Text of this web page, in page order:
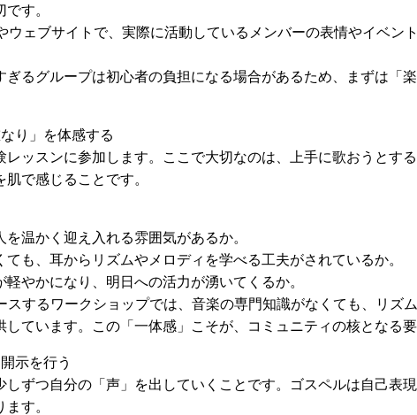
す。
ウェブサイトで、実際に活動しているメンバーの表情やイベン
るグループは初心者の負担になる場合があるため、まずは「
り」を体感する
レッスンに参加します。ここで大切なのは、上手に歌おうとす
で感じることです。
を温かく迎え入れる雰囲気があるか。
ても、耳からリズムやメロディを学べる工夫がされているか。
やかになり、明日への活力が湧いてくるか。
するワークショップでは、音楽の専門知識がなくても、リズ
ています。この「一体感」こそが、コミュニティの核となる要
示を行う
ずつ自分の「声」を出していくことです。ゴスペルは自己表
す。